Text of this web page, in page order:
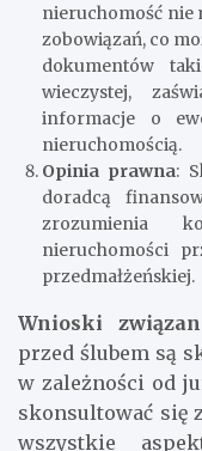
nieruchomość nie
zobowiązań, co
dokumentów
wieczystej,
informacje o
nieruchomością.
Opinia prawna:
doradcą
zrozumienia
nieruchomości
przedmałżeńskiej.
Wnioski
przed ślubem są
w zależności od
skonsultować się
wszystkie